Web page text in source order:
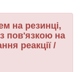
на резинці,
пов'язкою на
реакції /